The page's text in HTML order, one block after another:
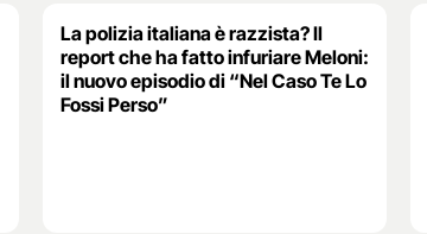
La polizia italiana è razzista? Il
report che ha fatto infuriare Meloni:
il nuovo episodio di “Nel Caso Te Lo
Fossi Perso”